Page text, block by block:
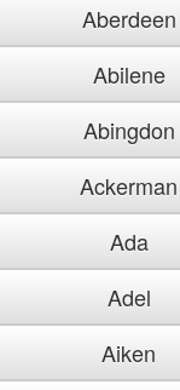
Aberdeen
Abilene
Abingdon
Ackerman
Ada
Adel
Aiken